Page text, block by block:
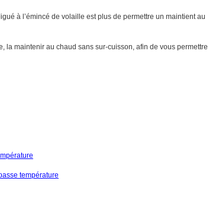
à l’émincé de volaille est plus de permettre un maintient au
la maintenir au chaud sans sur-cuisson, afin de vous permettre
température